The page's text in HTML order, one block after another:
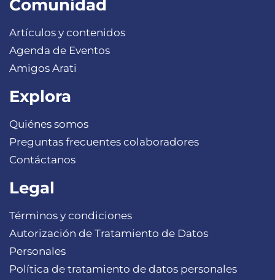
Comunidad
Artículos y contenidos
Agenda de Eventos
Amigos Arati
Explora
Quiénes somos
Preguntas frecuentes colaboradores
Contáctanos
Legal
Términos y condiciones
Autorización de Tratamiento de Datos
Personales
Política de tratamiento de datos personales